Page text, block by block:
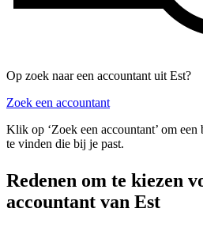
Op zoek naar een accountant uit Est?
Zoek een accountant
Klik op ‘Zoek een accountant’ om een
te vinden die bij je past.
Redenen om te kiezen
accountant van Est